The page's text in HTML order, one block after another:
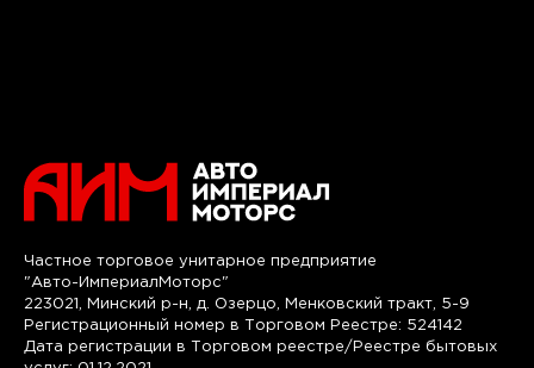
Частное торговое унитарное предприятие
"Авто-ИмпериалМоторс"
223021, Минский р-н, д. Озерцо, Менковский тракт, 5-9
Регистрационный номер в Торговом Реестре: 524142
Дата регистрации в Торговом реестре/Реестре бытовых